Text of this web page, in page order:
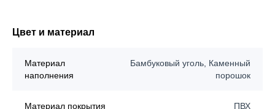
Цвет и материал
Материал
наполнения
Бамбуковый уголь, Каменный
порошок
Материал покрытия ПВХ